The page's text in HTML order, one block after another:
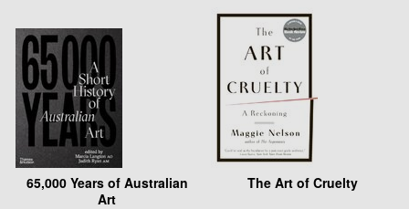
65,000 Years of Australian
Art
The Art of Cruelty